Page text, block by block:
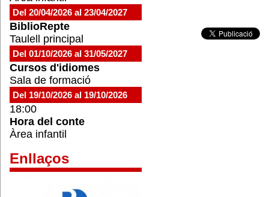
Del 20/04/2026 al 23/04/2027
BiblioRepte
Taulell principal
Del 01/10/2026 al 31/05/2027
Cursos d'idiomes
Sala de formació
Del 19/10/2026 al 19/10/2026
18:00
Hora del conte
Àrea infantil
Enllaços